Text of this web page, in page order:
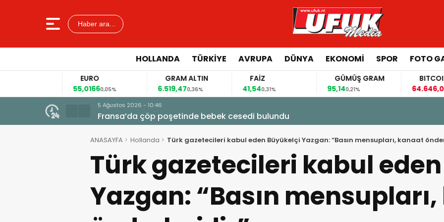
Haber ara...
HOLLANDA TÜRKIYE AVRUPA DÜNYA EKONOMI SPOR FOTO
0,05%
GRAM ALTIN
0,36% 0,31%
GÜMÜŞ GRAM
0,21%
64.646,00-0,22%
5 Ağustos 2026 - 10:46
Fransa’da çöp poşetinde bebek cesedi bulundu
ANASAYFA Hollanda Türk gazetecileri kabul eden Büyükelçi Yazgan: “Basın mensupları, kanaat
Türk gazetecileri kabul
Yazgan: “Basın